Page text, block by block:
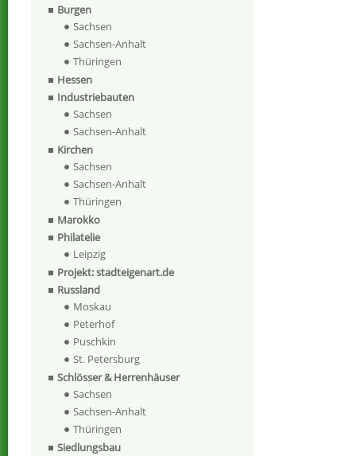
Burgen
Sachsen
Sachsen-Anhalt
Thüringen
Hessen
Industriebauten
Sachsen
Sachsen-Anhalt
Kirchen
Sachsen
Sachsen-Anhalt
Thüringen
Marokko
Philatelie
Leipzig
Projekt: stadteigenart.de
Russland
Moskau
Peterhof
Puschkin
St. Petersburg
Schlösser & Herrenhäuser
Sachsen
Sachsen-Anhalt
Thüringen
Siedlungsbau